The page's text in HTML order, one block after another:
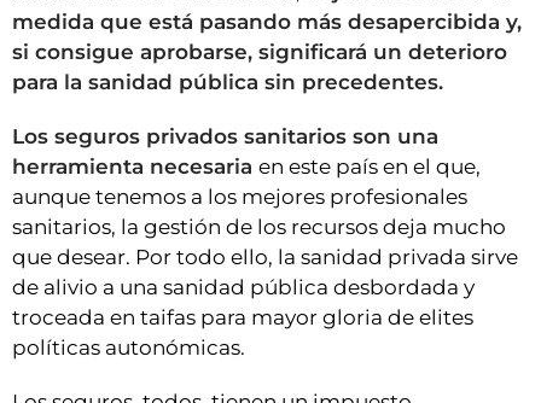
medida que está pasando más desapercibida y,
si consigue aprobarse, significará un deterioro
para la sanidad pública sin precedentes.
Los seguros privados sanitarios son una
herramienta necesaria en este país en el que,
aunque tenemos a los mejores profesionales
sanitarios, la gestión de los recursos deja mucho
que desear. Por todo ello, la sanidad privada sirve
de alivio a una sanidad pública desbordada y
troceada en taifas para mayor gloria de elites
políticas autonómicas.